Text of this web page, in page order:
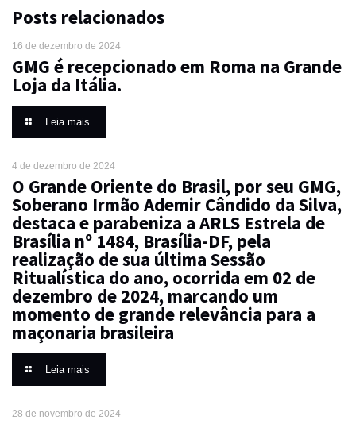
Posts relacionados
16 de dezembro de 2024
GMG é recepcionado em Roma na Grande
Loja da Itália.
Leia mais
4 de dezembro de 2024
O Grande Oriente do Brasil, por seu GMG,
Soberano Irmão Ademir Cândido da Silva,
destaca e parabeniza a ARLS Estrela de
Brasília nº 1484, Brasília-DF, pela
realização de sua última Sessão
Ritualística do ano, ocorrida em 02 de
dezembro de 2024, marcando um
momento de grande relevância para a
maçonaria brasileira
Leia mais
28 de novembro de 2024